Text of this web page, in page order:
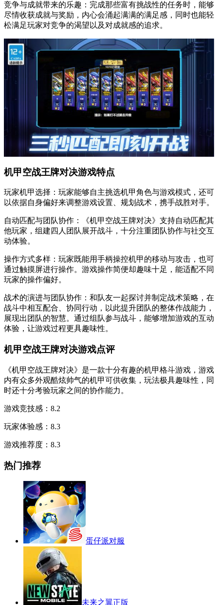
竞争与成就带来的乐趣：完成那些富有挑战性的任务时，能够
尽情收获成就与奖励，内心会涌起满满的满足感，同时也能轻
松满足玩家对竞争的渴望以及对成就感的追求。
机甲空战王牌对决游戏特点
玩家机甲选择：玩家能够自主挑选机甲角色与游戏模式，还可
以依据自身偏好来调整游戏设置、规划战术，携手战胜对手。
自动匹配与团队协作：《机甲空战王牌对决》支持自动匹配其
他玩家，组建四人团队展开战斗，十分注重团队协作与社交互
动体验。
操作方式多样：玩家既能用手柄操控机甲的移动与攻击，也可
通过触摸屏进行操作。游戏操作简便却趣味十足，能适配不同
玩家的操作偏好。
战术的演进与团队协作：和队友一起探讨并制定战术策略，在
战斗中相互配合、协同行动，以此提升团队的整体作战能力，
展现出团队的智慧。通过组队参与战斗，能够增加游戏的互动
体验，让游戏过程更具趣味性。
机甲空战王牌对决游戏点评
《机甲空战王牌对决》是一款十分有趣的机甲格斗游戏，游戏
内有众多外观酷炫帅气的机甲可供收集，玩法极具趣味性，同
时还十分考验玩家之间的协作能力。
游戏竞技感：8.2
玩家体验感：8.3
游戏推荐度：8.3
热门推荐
蛋仔派对服
未来之翼正版